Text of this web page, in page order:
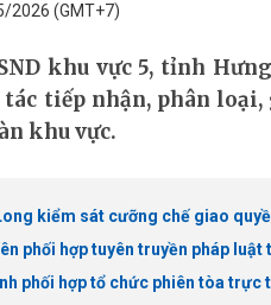
2026 (GMT+7)
khu vực 5, tỉnh
tiếp nhận, phân
khu vực.
kiểm sát cưỡng chế giao
phối hợp tuyên truyền pháp luật
phối hợp tổ chức phiên tòa trực